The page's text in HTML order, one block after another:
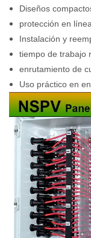
Diseños
protección en
Instalación y
tiempo de trabajo
enrutamiento de
Uso práctico en